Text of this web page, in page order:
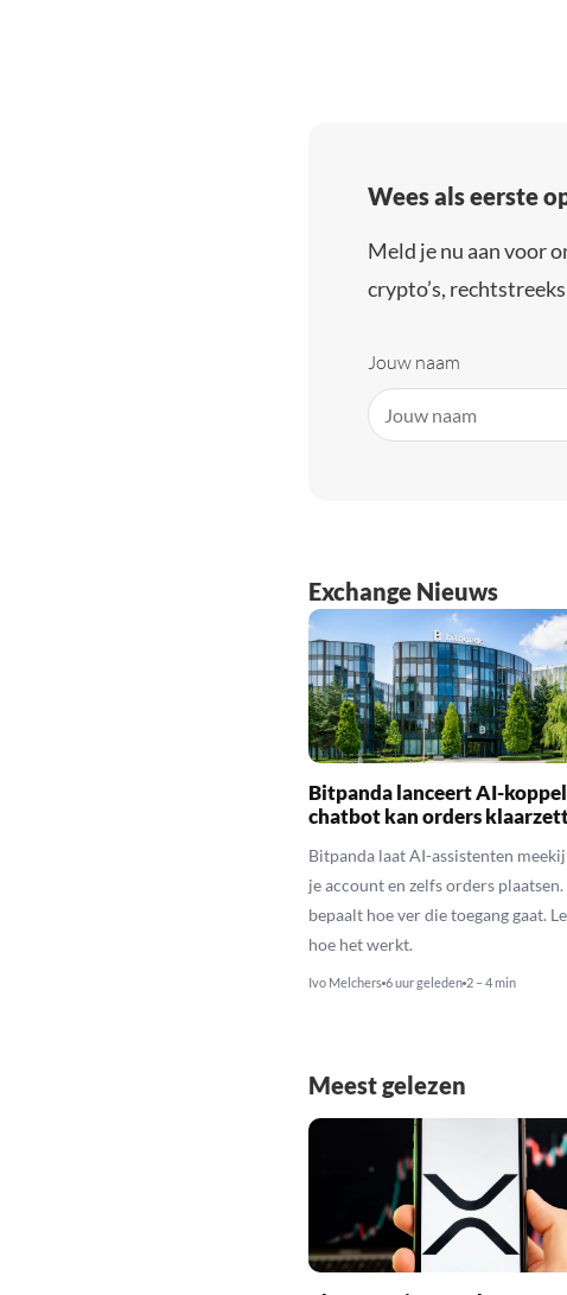
Wees als eerste
Meld je nu aan voor
crypto’s,
Jouw naam
Exchange Nieuws
Bitpanda lanceert AI-
chatbot kan orders
Bitpanda laat AI-assistenten
je account en zelfs orders plaatsen.
bepaalt hoe ver die toegang gaat.
hoe het werkt.
Ivo Melchers 6 uur geleden 2 – 4 min
Meest gelezen